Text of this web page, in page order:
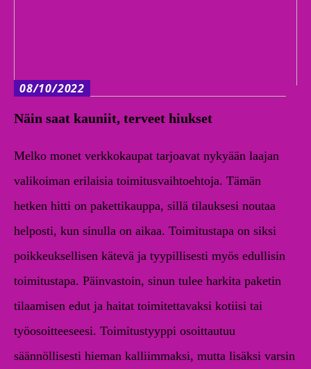
08/10/2022
Näin saat kauniit, terveet hiukset
Melko monet verkkokaupat tarjoavat nykyään laajan
valikoiman erilaisia toimitusvaihtoehtoja. Tämän
hetken hitti on pakettikauppa, sillä tilauksesi noutaa
helposti, kun sinulla on aikaa. Toimitustapa on siksi
poikkeuksellisen kätevä ja tyypillisesti myös edullisin
toimitustapa. Päinvastoin, sinun tulee harkita paketin
tilaamisen edut ja haitat toimitettavaksi kotiisi tai
työosoitteeseesi. Toimitustyyppi osoittautuu
säännöllisesti hieman kalliimmaksi, mutta lisäksi varsin